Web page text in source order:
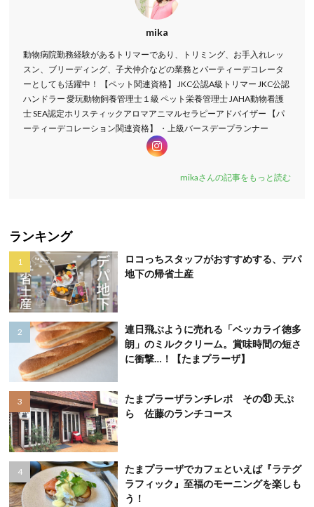
mika
動物病院勤務経験があるトリマーであり、トリミング、お手入れレッ
スン、ブリーディング、子犬仲介などの業務とパーティーデコレータ
ーとしても活躍中！ 【ペット関連資格】 JKC公認A級トリマー JKC公認
ハンドラー 愛玩動物飼養管理士１級 ペット栄養管理士 JAHA動物看護
士 SEA認定ホリスティックアロマアニマルセラピーアドバイザー 【パ
ーティーデコレーション関連資格】 ・上級バースデープランナー
mikaさんの記事をもっと読む
ランキング
ロコっちスタッフがおすすめする、デパ
地下の帰省土産
連日飛ぶように売れる「ベッカライ徳多
朗」のミルククリーム。賞味時間の短さ
に衝撃…！【たまプラーザ】
たまプラーザランチレポ その㉛ 天ぷ
ら 佐藤のランチコース
たまプラーザでカフェといえば『ラテグ
ラフィック』至福のモーニングを楽しも
う！